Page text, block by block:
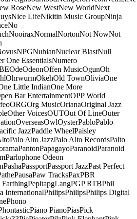
RoseNew WestNew WorldNext
Nice LifeNikitin Music GroupNinja
No
NooiraxNormalNortonNot NowNot
NPGNubianNuclear BlastNull
One EssentialsNumero
OdeOdeonOffen MusicOgunOh
OhrwurmOkehOld TownOliviaOne
Little IndianOne More
Bar EntertainmentOPP World
ORGOrg MusicOrianaOriginal Jazz
Other VoicesOUTOut Of LineOuter
OverseasOwlOysterPabloPablo
JazzPaddle WheelPaisley
Palo Alto JazzPalo Alto RecordsPalto
PantonPapagayoParanoidParanoid
Parlophone Odeon
PashaPassportPassport JazzPast Perfect
PausaPaw TracksPaxPBR
FarthingPepitapgLangPGP RTBPhil
InternationalPhilipsPhilipsPhilips Digital
Phono
Piano PianoPiasPick